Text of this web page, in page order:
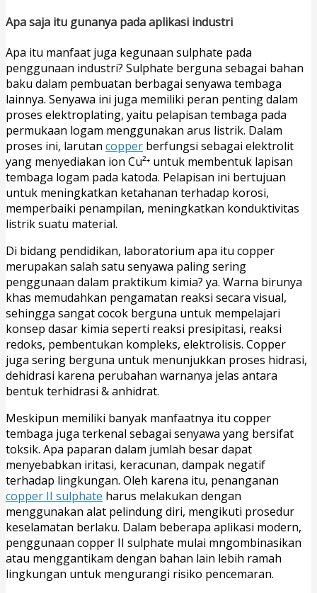
Apa saja itu gunanya pada aplikasi industri
Apa itu manfaat juga kegunaan sulphate pada
penggunaan industri? Sulphate berguna sebagai bahan
baku dalam pembuatan berbagai senyawa tembaga
lainnya. Senyawa ini juga memiliki peran penting dalam
proses elektroplating, yaitu pelapisan tembaga pada
permukaan logam menggunakan arus listrik. Dalam
proses ini, larutan copper berfungsi sebagai elektrolit
yang menyediakan ion Cu²⁺ untuk membentuk lapisan
tembaga logam pada katoda. Pelapisan ini bertujuan
untuk meningkatkan ketahanan terhadap korosi,
memperbaiki penampilan, meningkatkan konduktivitas
listrik suatu material.
Di bidang pendidikan, laboratorium apa itu copper
merupakan salah satu senyawa paling sering
penggunaan dalam praktikum kimia? ya. Warna birunya
khas memudahkan pengamatan reaksi secara visual,
sehingga sangat cocok berguna untuk mempelajari
konsep dasar kimia seperti reaksi presipitasi, reaksi
redoks, pembentukan kompleks, elektrolisis. Copper
juga sering berguna untuk menunjukkan proses hidrasi,
dehidrasi karena perubahan warnanya jelas antara
bentuk terhidrasi & anhidrat.
Meskipun memiliki banyak manfaatnya itu copper
tembaga juga terkenal sebagai senyawa yang bersifat
toksik. Apa paparan dalam jumlah besar dapat
menyebabkan iritasi, keracunan, dampak negatif
terhadap lingkungan. Oleh karena itu, penanganan
copper II sulphate harus melakukan dengan
menggunakan alat pelindung diri, mengikuti prosedur
keselamatan berlaku. Dalam beberapa aplikasi modern,
penggunaan copper II sulphate mulai mngombinasikan
atau menggantikam dengan bahan lain lebih ramah
lingkungan untuk mengurangi risiko pencemaran.